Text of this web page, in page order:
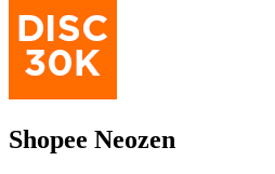
Shopee Neozen